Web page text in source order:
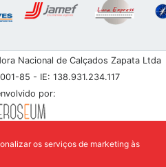
Nacional de Calçados Zapata Ltda
85 - IE: 138.931.234.117
por:
os serviços de marketing às